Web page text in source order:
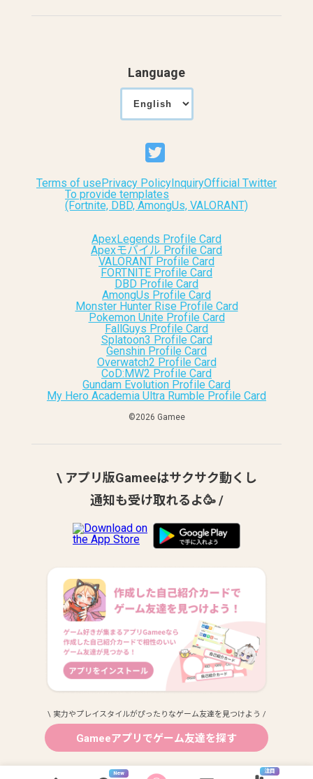
New 注目
Language
Terms of usePrivacy Policy InquiryOfficial Twitter
To provide templates
(Fortnite, DBD, AmongUs, VALORANT)
ApexLegends Profile Card
Apexモバイル Profile Card
VALORANT Profile Card
FORTNITE Profile Card
DBD Profile Card
AmongUs Profile Card
Monster Hunter Rise Profile Card
Pokemon Unite Profile Card
FallGuys Profile Card
Splatoon3 Profile Card
Genshin Profile Card
Overwatch2 Profile Card
CoD:MW2 Profile Card
Gundam Evolution Profile Card
My Hero Academia Ultra Rumble Profile Card
©︎2026 Gamee
\ アプリ版Gameeはサクサク動くし
通知も受け取れるよ🥳 /
\ 実力やプレイスタイルがぴったりなゲーム友達を見つけよう /
Gameeアプリでゲーム友達を探す